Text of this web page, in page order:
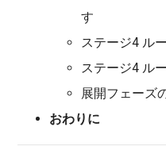
す
ステージ4 ル
ステージ4 ル
展開フェーズ
おわりに